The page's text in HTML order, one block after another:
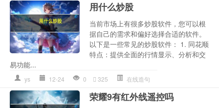
用什么炒股
当前市场上有很多炒股软件，您可以根
据自己的需求和偏好选择合适的软件。
以下是一些常见的炒股软件： 1. 同花顺
特点：提供全面的行情显示、分析和交
易功能...
ys 12-24 0 325 在线造句
荣耀9有红外线遥控吗